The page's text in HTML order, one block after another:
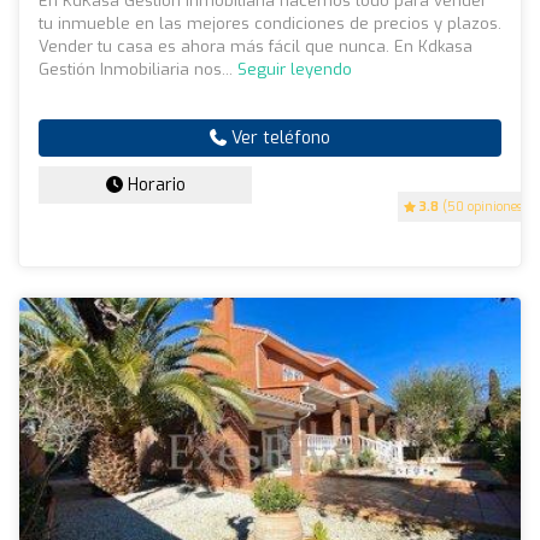
3.8 (50 opiniones)
tu inmueble en las mejores condiciones de precios y plazos.
Vender tu casa es ahora más fácil que nunca. En Kdkasa
Gestión Inmobiliaria nos... Seguir leyendo
Ver teléfono
Horario